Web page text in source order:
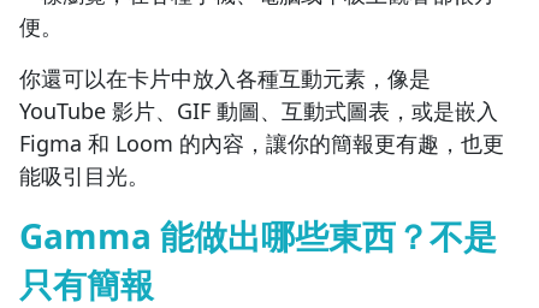
技巧4：活用數據分析，了解觀眾口味
技巧5：聰明省點數，免費版也能用好用滿
最後聊聊：使用 Gamma 時你應該要有的心態
孫大千 X 吳淡如｜一學就會的9大神級 AI 工具
便。
你還可以在卡片中放入各種互動元素，像是
YouTube 影片、GIF 動圖、互動式圖表，或是嵌入
Figma 和 Loom 的內容，讓你的簡報更有趣，也更
能吸引目光。
Gamma 能做出哪些東西？不是
只有簡報